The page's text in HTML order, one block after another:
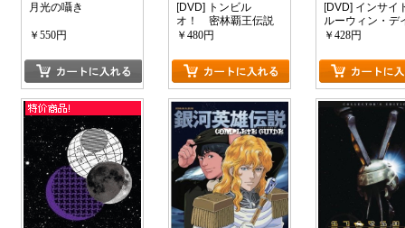
月光の囁き
￥550円
[DVD] トンビル
オ！ 密林覇王伝説
￥480円
[DVD] インサイ
ルーウィン・デ
ィス 名もなき
￥428円